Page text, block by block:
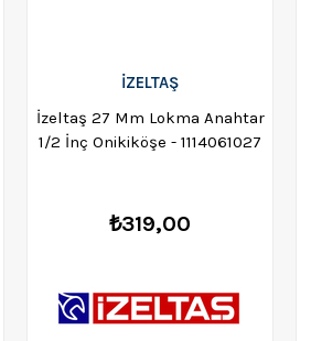
İZELTAŞ
İzeltaş 27 Mm Lokma Anahtar
1/2 İnç Onikiköşe - 1114061027
₺319,00